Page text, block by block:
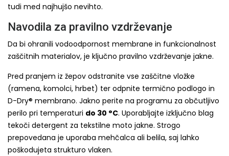
tudi med najhujšo nevihto.
Navodila za pravilno vzdrževanje
Da bi ohranili vodoodpornost membrane in funkcionalnost
zaščitnih materialov, je ključno pravilno vzdrževanje jakne.
Pred pranjem iz žepov odstranite vse zaščitne vložke
(ramena, komolci, hrbet) ter odpnite termično podlogo in
D-Dry® membrano. Jakno perite na programu za občutljivo
perilo pri temperaturi do 30 °C. Uporabljajte izključno blag
tekoči detergent za tekstilne moto jakne. Strogo
prepovedana je uporaba mehčalca ali belila, saj lahko
poškodujeta strukturo vlaken.